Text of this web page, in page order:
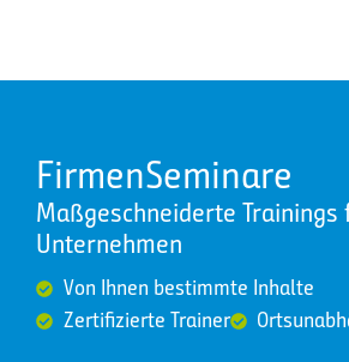
FirmenSeminare
Maßgeschneiderte Trainings
Unternehmen
Von Ihnen bestimmte Inhalte
Zertifizierte Trainer